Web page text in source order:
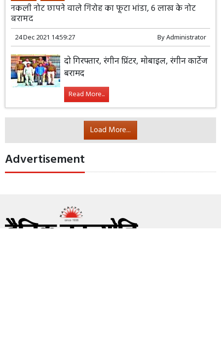
नकली नोट छापने वाले गिरोह का फूटा भांडा, 6 लाख के नोट
बरामद
24 Dec 2021 14:59:27 ByAdministrator
दो गिरफ्तार, रंगीन प्रिंटर, मोबाइल, रंगीन कार्टेज
बरामद
Read More...
Load More...
Advertisement